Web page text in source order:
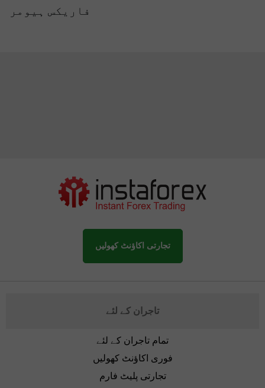
فاریکس ہیومر
تجارتی اکاؤنٹ کھولیں
تاجران کے لئے
تمام تاجران کے لئے
فوری اکاؤنٹ کھولیں
تجارتی پلیٹ فارم